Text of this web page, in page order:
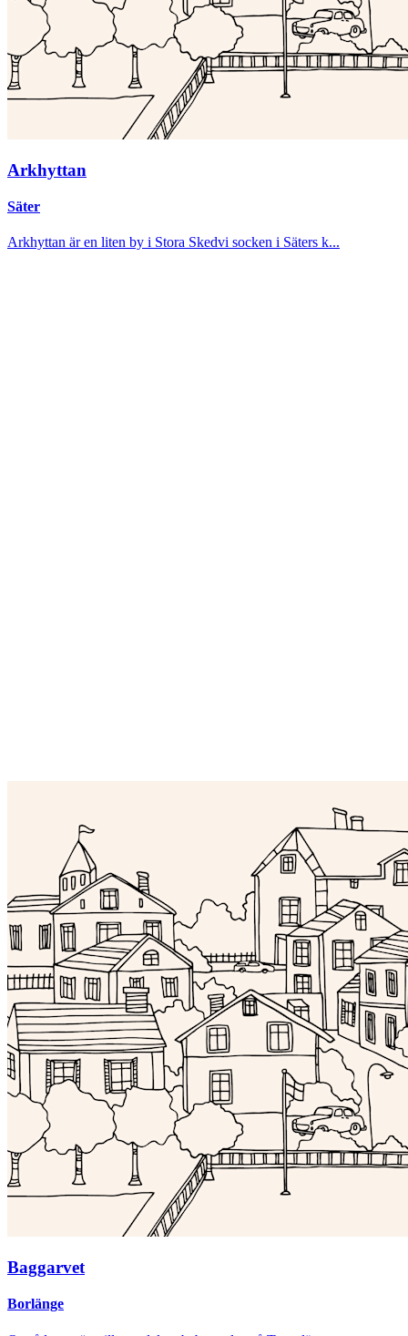
Arkhyttan
Säter
Arkhyttan är en liten by i Stora Skedvi socken i Säters k...
Baggarvet
Borlänge